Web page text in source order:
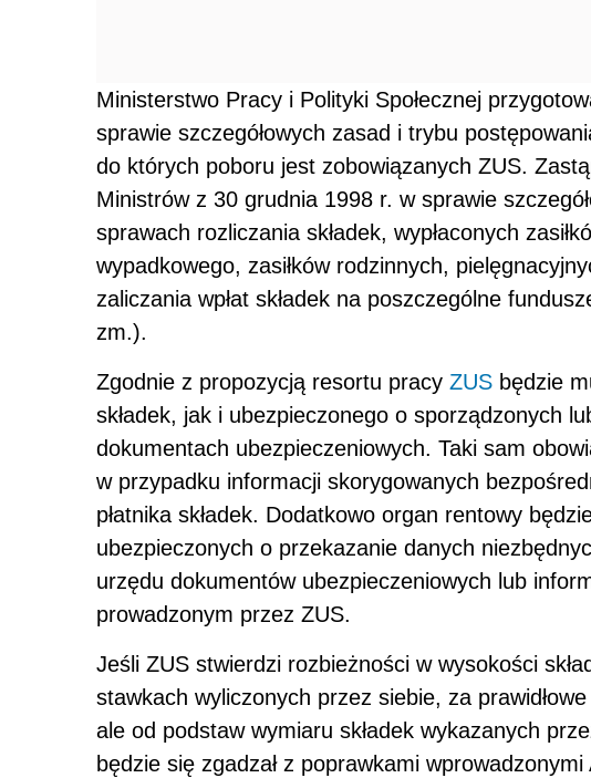
Ministerstwo Pracy i Polityki Społecznej
sprawie szczegółowych zasad i trybu
do których poboru jest zobowiązanych ZUS.
Ministrów z 30 grudnia 1998 r. w sprawie
sprawach rozliczania składek, wypłaconych
wypadkowego, zasiłków rodzinnych,
zaliczania wpłat składek na poszczególne
zm.).
Zgodnie z propozycją resortu pracy ZUS będzie
składek, jak i ubezpieczonego o sporządzonych
dokumentach ubezpieczeniowych. Taki sam
w przypadku informacji skorygowanych
płatnika składek. Dodatkowo organ rentowy
ubezpieczonych o przekazanie danych
urzędu dokumentów ubezpieczeniowych lub
prowadzonym przez ZUS.
Jeśli ZUS stwierdzi rozbieżności w wysokości
stawkach wyliczonych przez siebie, za
ale od podstaw wymiaru składek wykazanych
będzie się zgadzał z poprawkami